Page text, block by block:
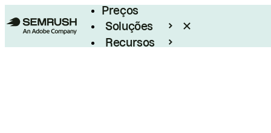
Preços
Soluções
Recursos